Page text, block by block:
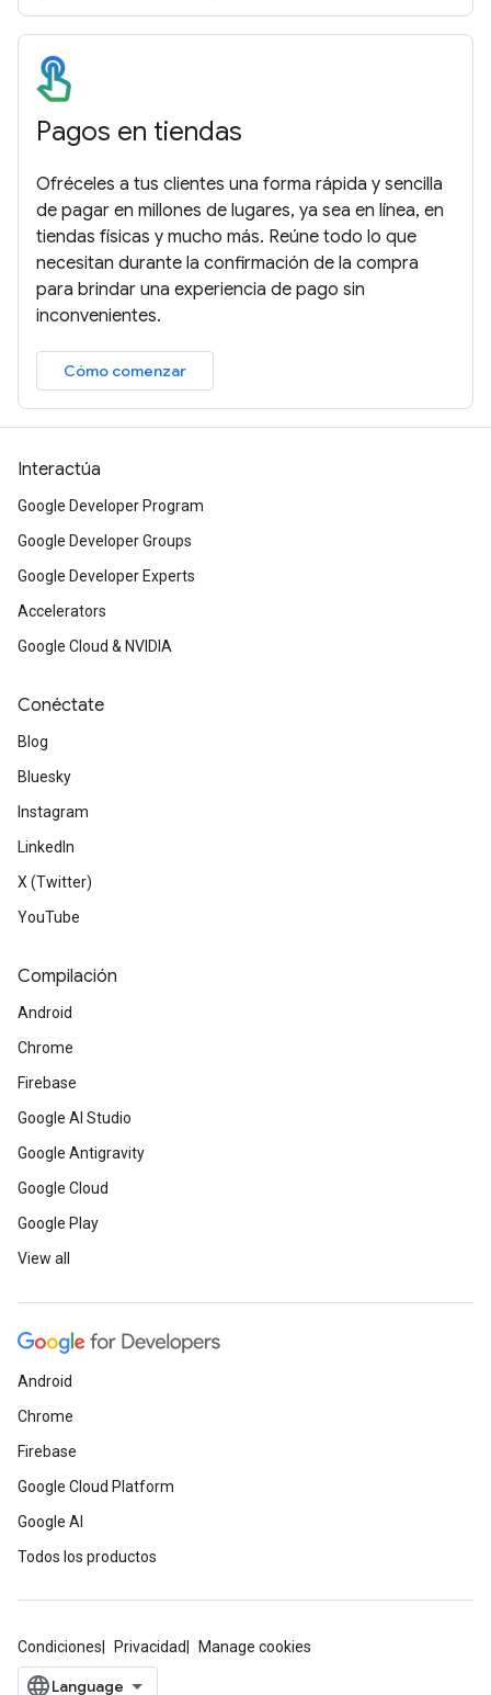
Pagos en tiendas
Ofréceles a tus clientes una forma rápida y sencilla
de pagar en millones de lugares, ya sea en línea, en
tiendas físicas y mucho más. Reúne todo lo que
necesitan durante la confirmación de la compra
para brindar una experiencia de pago sin
inconvenientes.
Cómo comenzar
Interactúa
Google Developer Program
Google Developer Groups
Google Developer Experts
Accelerators
Google Cloud & NVIDIA
Conéctate
Blog
Bluesky
Instagram
LinkedIn
X (Twitter)
YouTube
Compilación
Android
Chrome
Firebase
Google AI Studio
Google Antigravity
Google Cloud
Google Play
View all
Android
Chrome
Firebase
Google Cloud Platform
Google AI
Todos los productos
Condiciones Privacidad Manage cookies